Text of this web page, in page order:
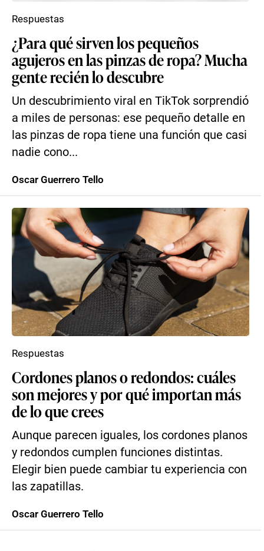
¿Para qué sirven los pequeños
agujeros en las pinzas de ropa? Mucha
gente recién lo descubre
Un descubrimiento viral en TikTok sorprendió
a miles de personas: ese pequeño detalle en
las pinzas de ropa tiene una función que casi
nadie cono...
Respuestas
Oscar Guerrero Tello
Cordones planos o redondos: cuáles
son mejores y por qué importan más
de lo que crees
Aunque parecen iguales, los cordones planos
y redondos cumplen funciones distintas.
Elegir bien puede cambiar tu experiencia con
las zapatillas.
Respuestas
Oscar Guerrero Tello